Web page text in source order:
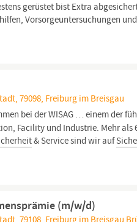
gerüstet bist Extra
Vorsorgeuntersuchungen und
79098, Freiburg im Breisgau
bei der WISAG … einem der
Facility und Industrie. Mehr als
& Service sind wir auf
(m/w/d)
79108, Freiburg im Breisgau